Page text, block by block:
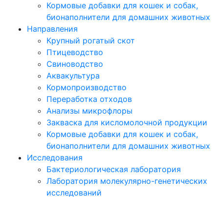
Кормовые добавки для кошек и собак,
бионаполнители для домашних животных
Направления
Крупный рогатый скот
Птицеводство
Свиноводство
Аквакультура
Кормопроизводство
Переработка отходов
Анализы микрофлоры
Закваска для кисломолочной продукции
Кормовые добавки для кошек и собак,
бионаполнители для домашних животных
Исследования
Бактериологическая лаборатория
Лаборатория молекулярно-генетических
исследований